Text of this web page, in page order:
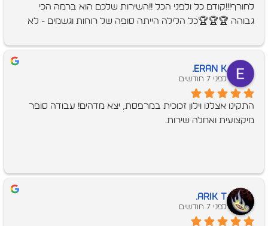
לחורף!!!קודם כל ולפני הכל !!השירות שלכם הוא ברמה הכי
גבוהה 🏆🏆🏆כל הלילה הייתה סופה של רוחות וגשמים - לא
אין ספק שאמליץ עליכם בכל הזדמנות!!!כי אין הרבה בעלי
תודה תודה 🙏🙏🙏
Eran K.
לפני 7 חודשים
התקינו אצלנו וילון זכוכית במרפסת, יצא מדהים! עבודה סופר
מיקצועית ואחלה שירות.
Arik T.
לפני 7 חודשים